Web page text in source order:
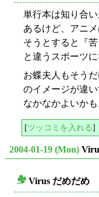
単行本は知り合
あるけど、アニ
そうとすると『
と違うスポーツに
お蝶夫人もそうだ
のイメージが違
なかなかよいかも
[ツッコミを入れる]
2004-01-19 (Mon)
Virus だめだめ